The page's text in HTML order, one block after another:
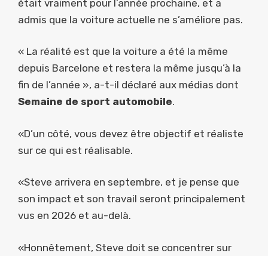
était vraiment pour l’année prochaine, et a
admis que la voiture actuelle ne s’améliore pas.
« La réalité est que la voiture a été la même
depuis Barcelone et restera la même jusqu’à la
fin de l’année », a-t-il déclaré aux médias dont
Semaine de sport automobile.
«D’un côté, vous devez être objectif et réaliste
sur ce qui est réalisable.
«Steve arrivera en septembre, et je pense que
son impact et son travail seront principalement
vus en 2026 et au-delà.
«Honnêtement, Steve doit se concentrer sur